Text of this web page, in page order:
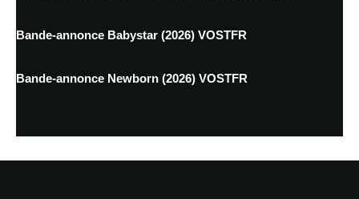
Bande-annonce Babystar (2026) VOSTFR
Bande-annonce Newborn (2026) VOSTFR